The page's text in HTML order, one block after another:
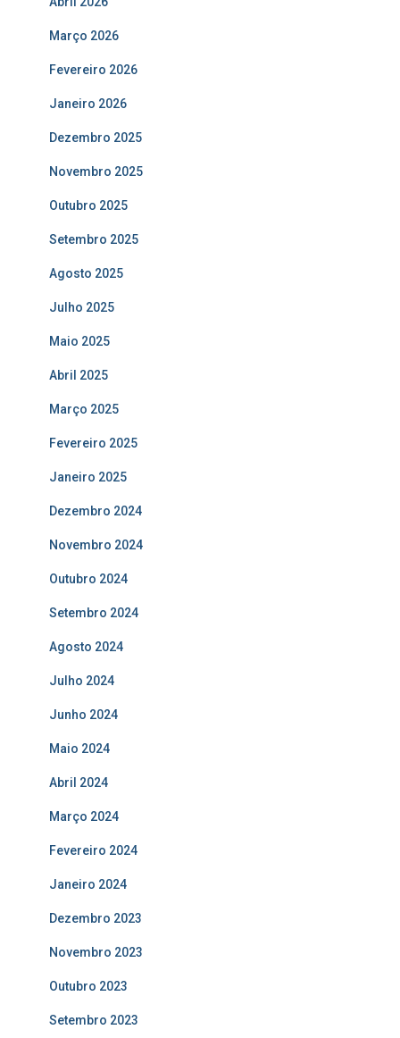
Março 2026
Fevereiro 2026
Janeiro 2026
Dezembro 2025
Novembro 2025
Outubro 2025
Setembro 2025
Agosto 2025
Julho 2025
Maio 2025
Abril 2025
Março 2025
Fevereiro 2025
Janeiro 2025
Dezembro 2024
Novembro 2024
Outubro 2024
Setembro 2024
Agosto 2024
Julho 2024
Junho 2024
Maio 2024
Abril 2024
Março 2024
Fevereiro 2024
Janeiro 2024
Dezembro 2023
Novembro 2023
Outubro 2023
Setembro 2023